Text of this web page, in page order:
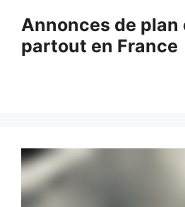
contenu
Annonces de plan
partout en France